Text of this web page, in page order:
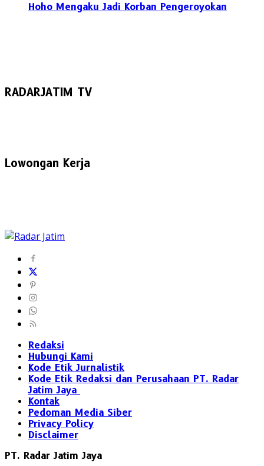
Hoho Mengaku Jadi Korban Pengeroyokan
RADARJATIM TV
Lowongan Kerja
Redaksi
Hubungi Kami
Kode Etik Jurnalistik
Kode Etik Redaksi dan Perusahaan PT. Radar
Jatim Jaya
Kontak
Pedoman Media Siber
Privacy Policy
Disclaimer
PT. Radar Jatim Jaya